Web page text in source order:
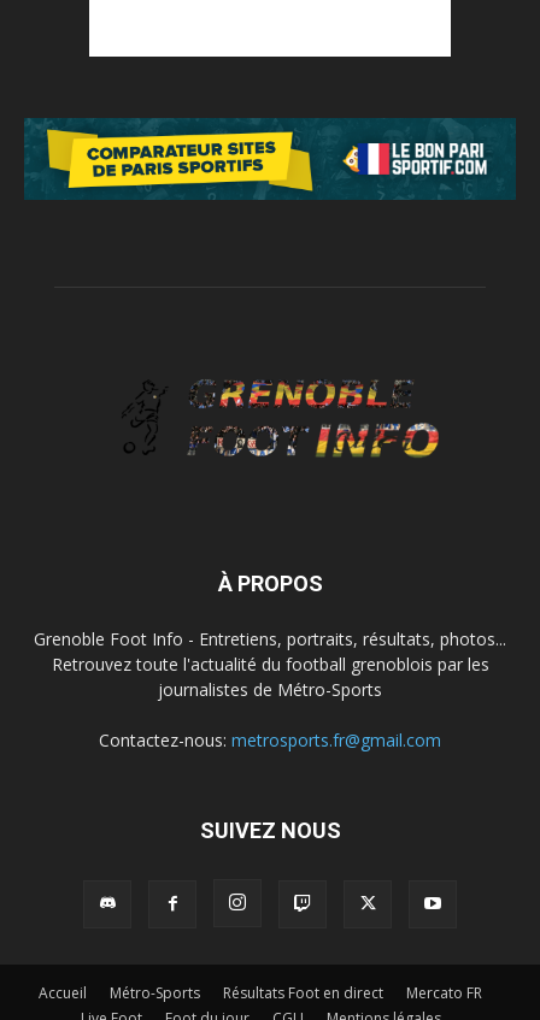
À PROPOS
Grenoble Foot Info - Entretiens, portraits, résultats, photos...
Retrouvez toute l'actualité du football grenoblois par les
journalistes de Métro-Sports
Contactez-nous: metrosports.fr@gmail.com
SUIVEZ NOUS
Accueil Métro-Sports Résultats Foot en direct
Mercato FR